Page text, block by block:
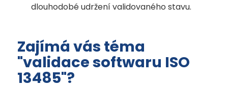
dlouhodobé udržení validovaného stavu.
Zajímá vás téma
"validace softwaru ISO
13485"?